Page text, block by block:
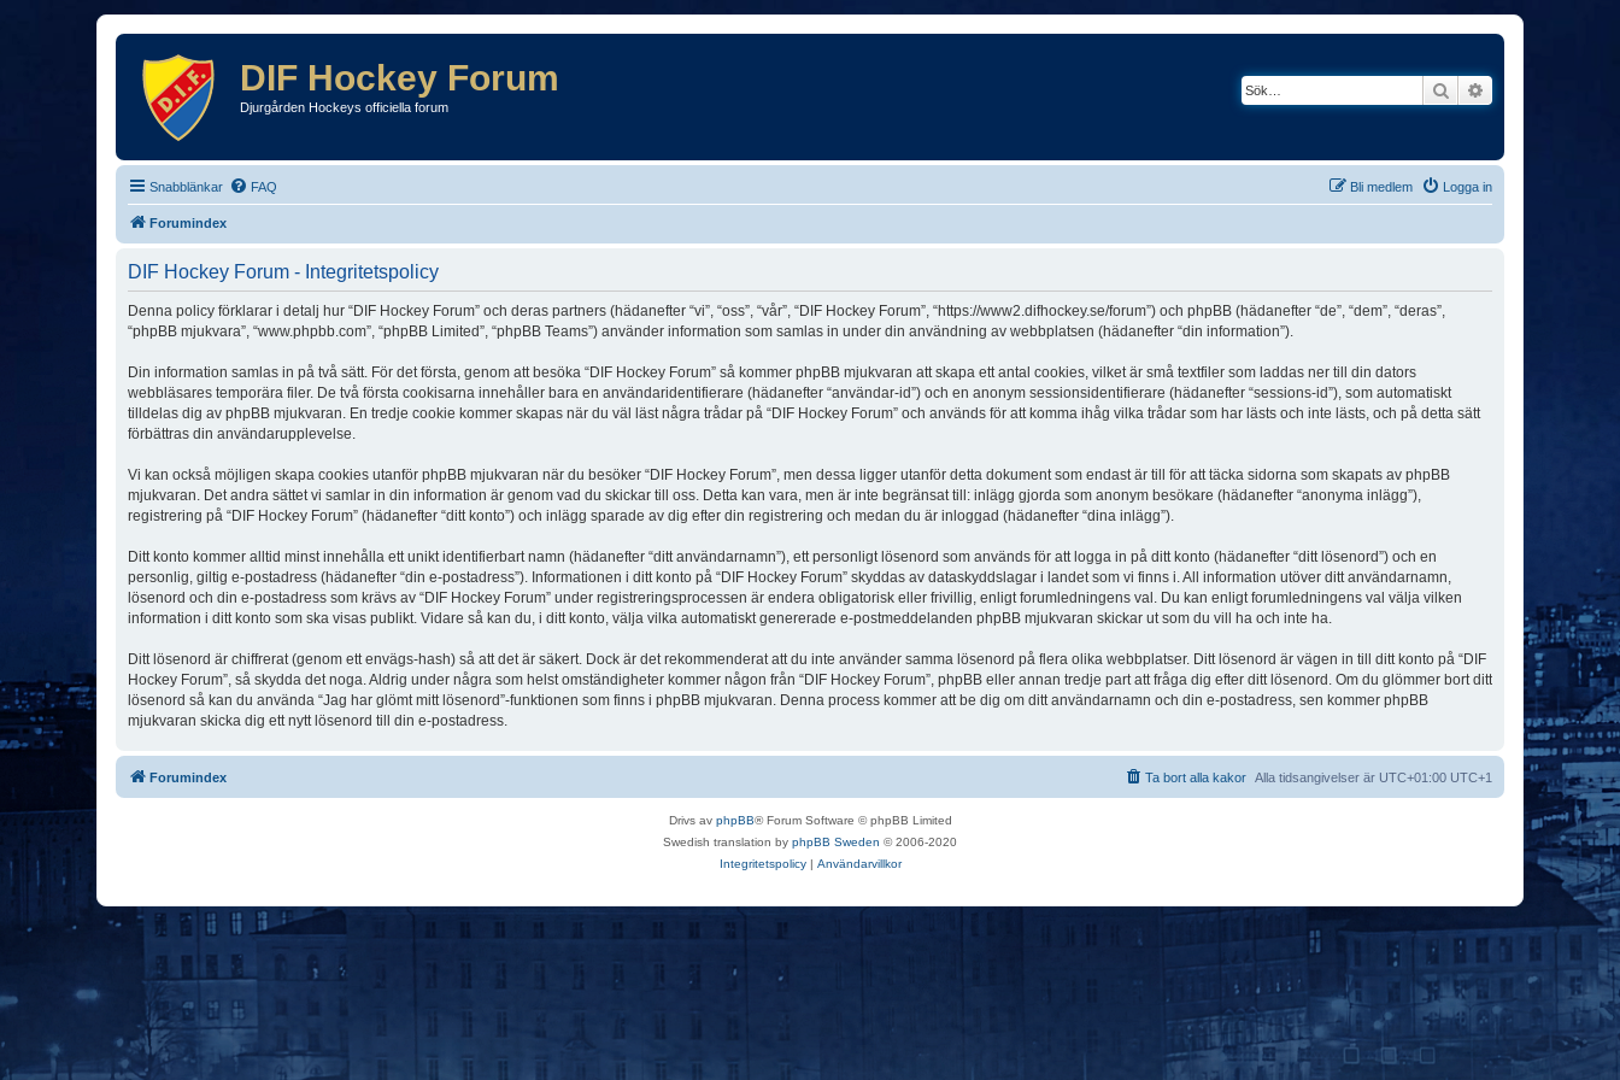
DIF Hockey Forum
Djurgården Hockeys officiella forum
Sök
Snabblänkar FAQ Logga in
Bli medlem
Forumindex
DIF Hockey Forum - Integritetspolicy
Denna policy förklarar i detalj hur “DIF Hockey Forum” och deras partners (hädanefter “vi”, “oss”, “vår”, “DIF Hockey Forum”, “https://www2.difhockey.se/forum”) och phpBB (hädanefter “de”, “dem”, “deras”,
“phpBB mjukvara”, “www.phpbb.com”, “phpBB Limited”, “phpBB Teams”) använder information som samlas in under din användning av webbplatsen (hädanefter “din information”).
Din information samlas in på två sätt. För det första, genom att besöka “DIF Hockey Forum” så kommer phpBB mjukvaran att skapa ett antal cookies, vilket är små textfiler som laddas ner till din dators
webbläsares temporära filer. De två första cookisarna innehåller bara en användaridentifierare (hädanefter “användar-id”) och en anonym sessionsidentifierare (hädanefter “sessions-id”), som automatiskt
tilldelas dig av phpBB mjukvaran. En tredje cookie kommer skapas när du väl läst några trådar på “DIF Hockey Forum” och används för att komma ihåg vilka trådar som har lästs och inte lästs, och på detta sätt
förbättras din användarupplevelse.
Vi kan också möjligen skapa cookies utanför phpBB mjukvaran när du besöker “DIF Hockey Forum”, men dessa ligger utanför detta dokument som endast är till för att täcka sidorna som skapats av phpBB
mjukvaran. Det andra sättet vi samlar in din information är genom vad du skickar till oss. Detta kan vara, men är inte begränsat till: inlägg gjorda som anonym besökare (hädanefter “anonyma inlägg”),
registrering på “DIF Hockey Forum” (hädanefter “ditt konto”) och inlägg sparade av dig efter din registrering och medan du är inloggad (hädanefter “dina inlägg”).
Ditt konto kommer alltid minst innehålla ett unikt identifierbart namn (hädanefter “ditt användarnamn”), ett personligt lösenord som används för att logga in på ditt konto (hädanefter “ditt lösenord”) och en
personlig, giltig e-postadress (hädanefter “din e-postadress”). Informationen i ditt konto på “DIF Hockey Forum” skyddas av dataskyddslagar i landet som vi finns i. All information utöver ditt användarnamn,
lösenord och din e-postadress som krävs av “DIF Hockey Forum” under registreringsprocessen är endera obligatorisk eller frivillig, enligt forumledningens val. Du kan enligt forumledningens val välja vilken
information i ditt konto som ska visas publikt. Vidare så kan du, i ditt konto, välja vilka automatiskt genererade e-postmeddelanden phpBB mjukvaran skickar ut som du vill ha och inte ha.
Ditt lösenord är chiffrerat (genom ett envägs-hash) så att det är säkert. Dock är det rekommenderat att du inte använder samma lösenord på flera olika webbplatser. Ditt lösenord är vägen in till ditt konto på “DIF
Hockey Forum”, så skydda det noga. Aldrig under några som helst omständigheter kommer någon från “DIF Hockey Forum”, phpBB eller annan tredje part att fråga dig efter ditt lösenord. Om du glömmer bort ditt
lösenord så kan du använda “Jag har glömt mitt lösenord”-funktionen som finns i phpBB mjukvaran. Denna process kommer att be dig om ditt användarnamn och din e-postadress, sen kommer phpBB
mjukvaran skicka dig ett nytt lösenord till din e-postadress.
Forumindex Alla tidsangivelser är UTC+01:00 UTC+1
Ta bort alla kakor
Drivs av phpBB® Forum Software © phpBB Limited
Swedish translation by phpBB Sweden © 2006-2020
Integritetspolicy| Användarvillkor